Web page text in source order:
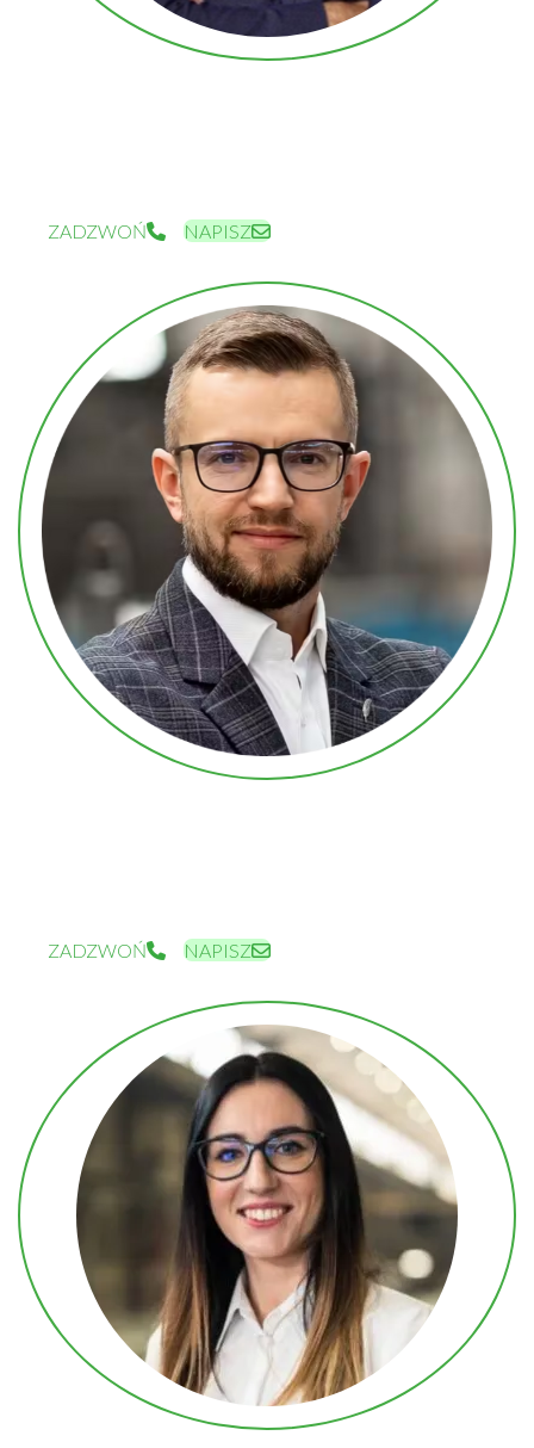
REGIONALNY DYREKTOR SPRZEDAŻY – WSCHÓD
ZADZWOŃ NAPISZ
REGIONALNY DYREKTOR SPRZEDAŻY – POŁUDNIE
ZADZWOŃ NAPISZ
REGIONALNY DYREKTOR SPRZEDAŻY – PÓŁNOC